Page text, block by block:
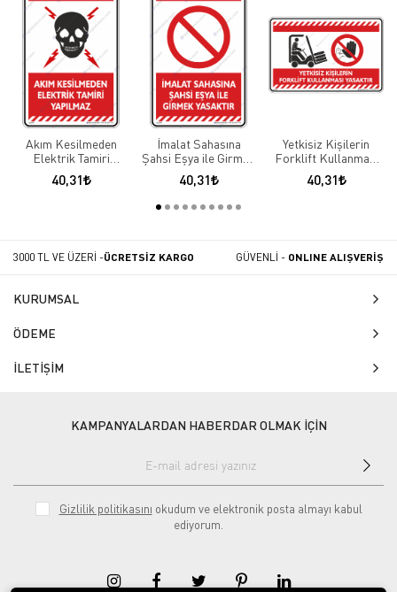
Akım Kesilmeden
Elektrik Tamiri
Yapılmaz
40,31
İmalat Sahasına
Şahsi Eşya ile Girmek
Yasaktır
40,31
Yetkisiz Kişilerin
Forklift Kullanması
Yasaktır
40,31
3000 TL VE ÜZERİ -ÜCRETSİZ KARGO GÜVENLİ - ONLINE ALIŞVERİŞ
KURUMSAL
ÖDEME
İLETİŞİM
KAMPANYALARDAN HABERDAR OLMAK İÇİN
Gizlilik politikasını okudum ve elektronik posta almayı kabul
ediyorum.